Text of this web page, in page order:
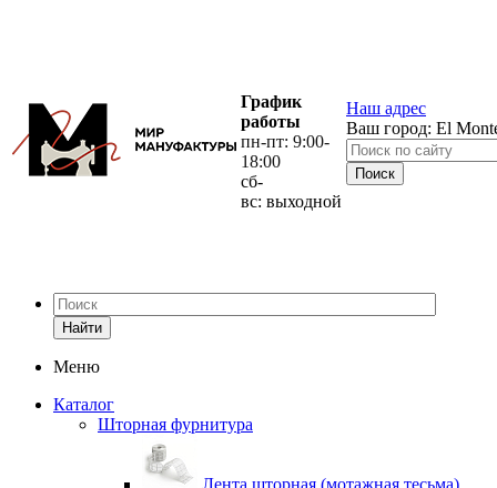
График
работы
пн-пт: 9:00-
18:00
сб-
вс: выходной
Наш адрес
Ваш город: El
Найти
Меню
Каталог
Шторная фурнитура
Лента шторная (мотажная тесьма)